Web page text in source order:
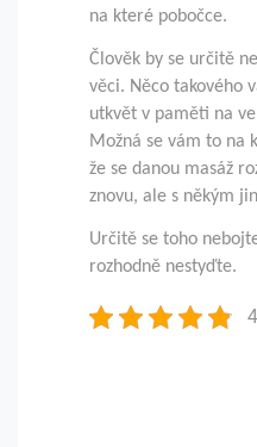
na které pobočce.
Člověk by se určitě
věci. Něco takového
utkvět v paměti na
Možná se vám to na
že se danou masáž
znovu, ale s někým
Určitě se toho
rozhodně nestyďte.